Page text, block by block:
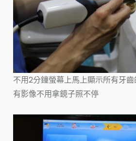
不用2分鐘螢幕上馬上顯示所有牙
有影像不用拿鏡子照不停